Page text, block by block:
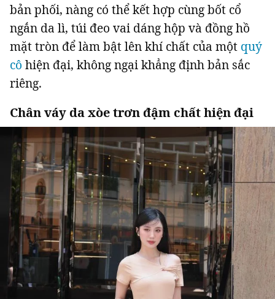
bản phối, nàng có thể kết hợp cùng bốt cổ
ngắn da lì, túi đeo vai dáng hộp và đồng hồ
mặt tròn để làm bật lên khí chất của một quý
cô hiện đại, không ngại khẳng định bản sắc
riêng.
Chân váy da xòe trơn đậm chất hiện đại